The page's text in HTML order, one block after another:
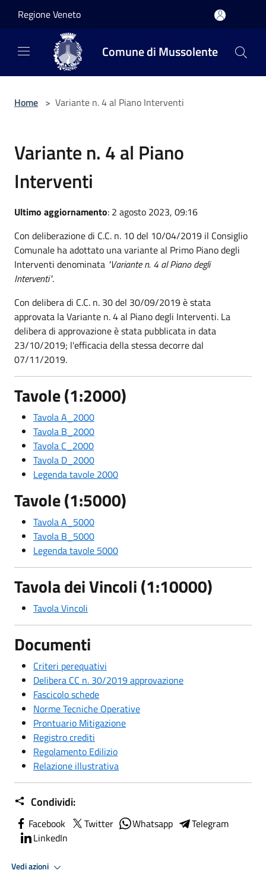
Regione Veneto
Comune di Mussolente
Home > Variante n. 4 al Piano Interventi
Variante n. 4 al Piano
Interventi
Ultimo aggiornamento: 2 agosto 2023, 09:16
Con deliberazione di C.C. n. 10 del 10/04/2019 il Consiglio
Comunale ha adottato una variante al Primo Piano degli
Interventi denominata "Variante n. 4 al Piano degli
Interventi".
Con delibera di C.C. n. 30 del 30/09/2019 è stata
approvata la Variante n. 4 al Piano degli Interventi. La
delibera di approvazione è stata pubblicata in data
23/10/2019; l'efficacia della stessa decorre dal
07/11/2019.
Tavole(1:2000)
Tavola A_2000
Tavola B_2000
Tavola C_2000
Tavola D_2000
Legenda tavole 2000
Tavole(1:5000)
Tavola A_5000
Tavola B_5000
Legenda tavole 5000
Tavola dei Vincoli(1:10000)
Tavola Vincoli
Documenti
Criteri perequativi
Delibera CC n. 30/2019 approvazione
Fascicolo schede
Norme Tecniche Operative
Prontuario Mitigazione
Registro crediti
Regolamento Edilizio
Relazione illustrativa
Condividi:
Facebook Twitter Whatsapp
Telegram
LinkedIn
Vedi azioni